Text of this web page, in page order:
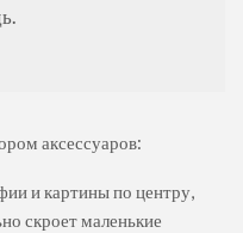
аксессуаров:
и картины по центру,
скроет маленькие